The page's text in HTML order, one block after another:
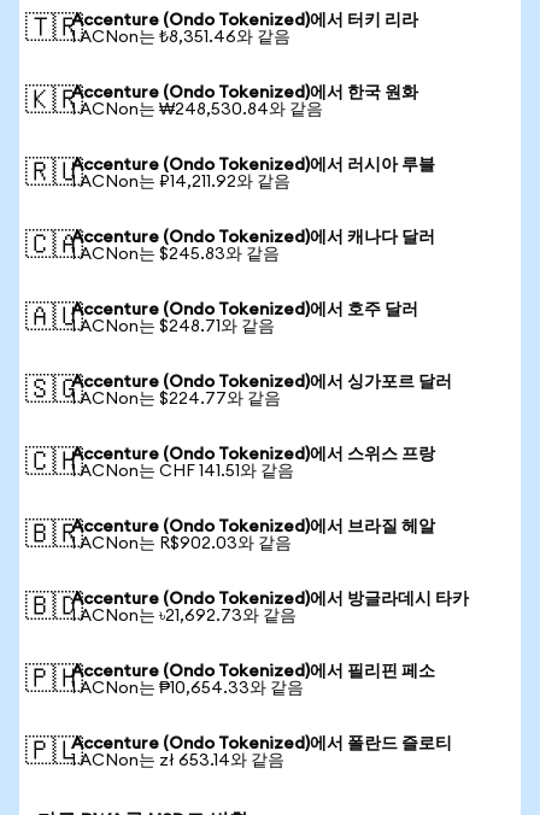
🇹🇷Accenture (Ondo Tokenized)에서 터키 리라
1 ACNon는 ₺8,351.46와 같음
🇰🇷Accenture (Ondo Tokenized)에서 한국 원화
1 ACNon는 ₩248,530.84와 같음
🇷🇺Accenture (Ondo Tokenized)에서 러시아 루블
1 ACNon는 ₽14,211.92와 같음
🇨🇦Accenture (Ondo Tokenized)에서 캐나다 달러
1 ACNon는 $245.83와 같음
🇦🇺Accenture (Ondo Tokenized)에서 호주 달러
1 ACNon는 $248.71와 같음
🇸🇬Accenture (Ondo Tokenized)에서 싱가포르 달러
1 ACNon는 $224.77와 같음
🇨🇭Accenture (Ondo Tokenized)에서 스위스 프랑
1 ACNon는 CHF 141.51와 같음
🇧🇷Accenture (Ondo Tokenized)에서 브라질 헤알
1 ACNon는 R$902.03와 같음
🇧🇩Accenture (Ondo Tokenized)에서 방글라데시 타카
1 ACNon는 ৳21,692.73와 같음
🇵🇭Accenture (Ondo Tokenized)에서 필리핀 페소
1 ACNon는 ₱10,654.33와 같음
🇵🇱Accenture (Ondo Tokenized)에서 폴란드 즐로티
1 ACNon는 zł 653.14와 같음